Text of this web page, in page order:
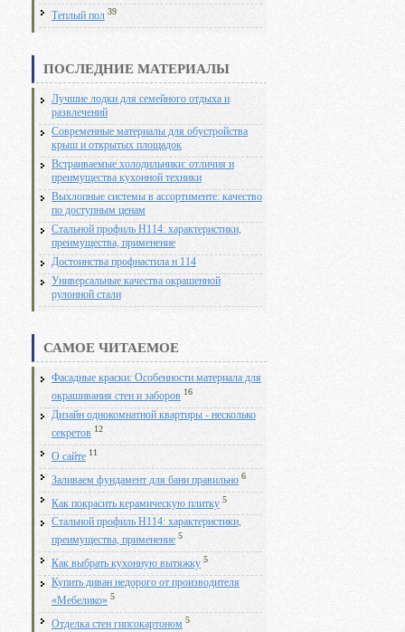
Теплый пол 39
ПОСЛЕДНИЕ МАТЕРИАЛЫ
Лучшие лодки для семейного отдыха и
развлечений
Современные материалы для обустройства
крыш и открытых площадок
Встраиваемые холодильники: отличия и
преимущества кухонной техники
Выхлопные системы в ассортименте: качество
по доступным ценам
Стальной профиль Н114: характеристики,
преимущества, применение
Достоинства профнастила н 114
Универсальные качества окрашенной
рулонной стали
САМОЕ ЧИТАЕМОЕ
Фасадные краски: Особенности материала для
окрашивания стен и заборов 16
Дизайн однокомнатной квартиры - несколько
секретов 12
О сайте 11
Заливаем фундамент для бани правильно 6
Как покрасить керамическую плитку 5
Стальной профиль Н114: характеристики,
преимущества, применение 5
Как выбрать кухонную вытяжку 5
Купить диван недорого от производителя
«Мебелико» 5
Отделка стен гипсокартоном 5